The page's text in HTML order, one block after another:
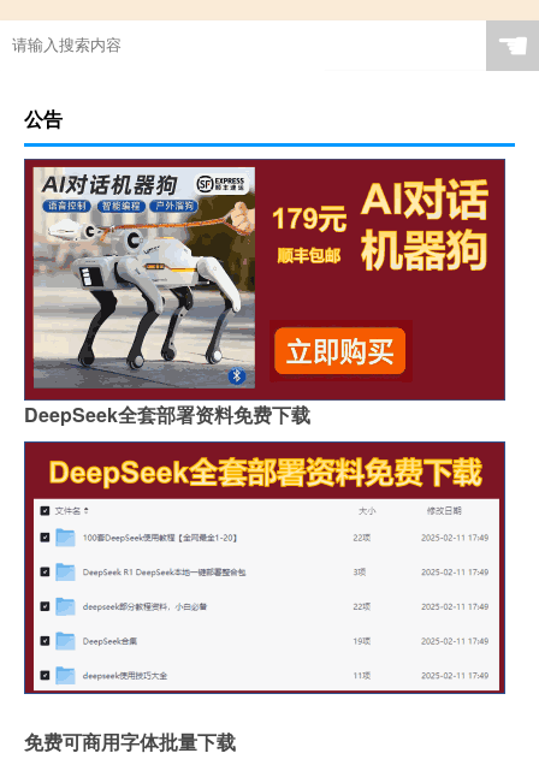
☚
公告
DeepSeek全套部署资料免费下载
免费可商用字体批量下载